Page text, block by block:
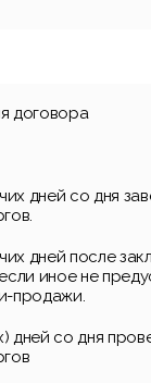
договора
дней со дня
дней после
иное не
продажи.
дней со дня